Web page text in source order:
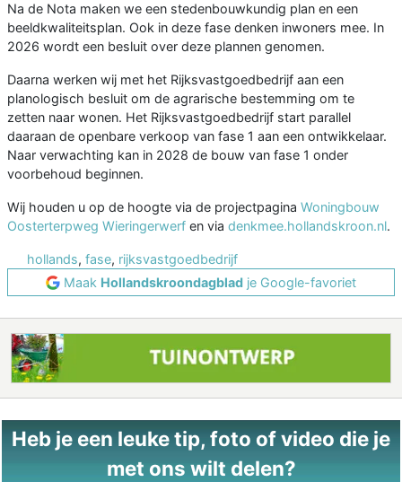
Na de Nota maken we een stedenbouwkundig plan en een
beeldkwaliteitsplan. Ook in deze fase denken inwoners mee. In
2026 wordt een besluit over deze plannen genomen.
Daarna werken wij met het Rijksvastgoedbedrijf aan een
planologisch besluit om de agrarische bestemming om te
zetten naar wonen. Het Rijksvastgoedbedrijf start parallel
daaraan de openbare verkoop van fase 1 aan een ontwikkelaar.
Naar verwachting kan in 2028 de bouw van fase 1 onder
voorbehoud beginnen.
Wij houden u op de hoogte via de projectpagina Woningbouw
Oosterterpweg Wieringerwerf en via denkmee.hollandskroon.nl.
hollands, fase, rijksvastgoedbedrijf
Maak Hollandskroondagblad je Google-favoriet
Heb je een leuke tip, foto of video die je
met ons wilt delen?